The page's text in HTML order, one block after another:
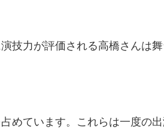
技力が評価される高橋さんは
めています。これらは一度の